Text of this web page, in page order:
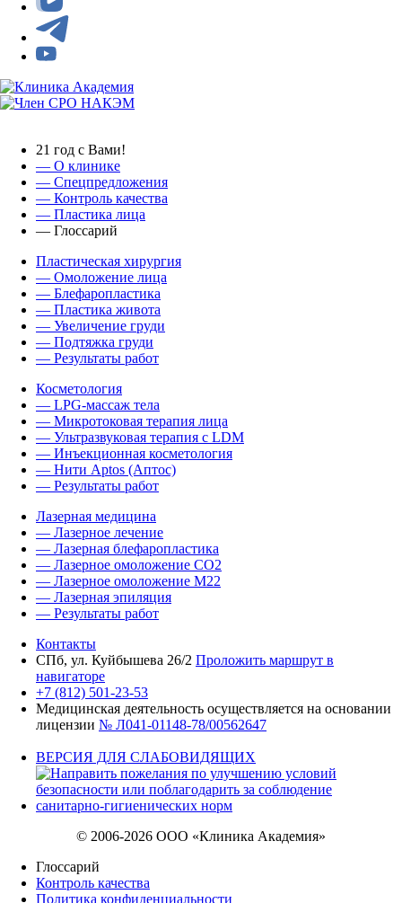
21 год с Вами!
— О клинике
— Спецпредложения
— Контроль качества
— Пластика лица
— Глоссарий
Пластическая хирургия
— Омоложение лица
— Блефаропластика
— Пластика живота
— Увеличение груди
— Подтяжка груди
— Результаты работ
Косметология
— LPG-массаж тела
— Микротоковая терапия лица
— Ультразвуковая терапия с LDM
— Инъекционная косметология
— Нити Aptos (Аптос)
— Результаты работ
Лазерная медицина
— Лазерное лечение
— Лазерная блефаропластика
— Лазерное омоложение CO2
— Лазерное омоложение M22
— Лазерная эпиляция
— Результаты работ
Контакты
СПб, ул. Куйбышева 26/2 Проложить маршрут в
навигаторе
+7 (812) 501-23-53
Медицинская деятельность осуществляется на основании
лицензии № Л041-01148-78/00562647
ВЕРСИЯ ДЛЯ СЛАБОВИДЯЩИХ
© 2006-2026 ООО «Клиника Академия»
Глоссарий
Контроль качества
Политика конфиденциальности